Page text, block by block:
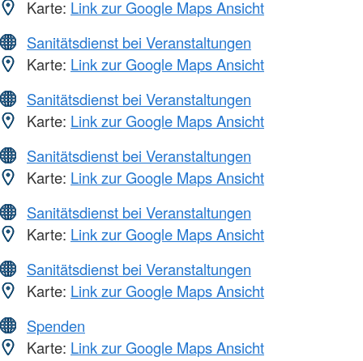
Karte: Link zur Google Maps Ansicht
Sanitätsdienst bei Veranstaltungen
Karte: Link zur Google Maps Ansicht
Sanitätsdienst bei Veranstaltungen
Karte: Link zur Google Maps Ansicht
Sanitätsdienst bei Veranstaltungen
Karte: Link zur Google Maps Ansicht
Sanitätsdienst bei Veranstaltungen
Karte: Link zur Google Maps Ansicht
Sanitätsdienst bei Veranstaltungen
Karte: Link zur Google Maps Ansicht
Spenden
Karte: Link zur Google Maps Ansicht